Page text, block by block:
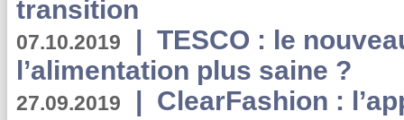
transition
07.10.2019 | TESCO : le
l’alimentation plus saine ?
27.09.2019 | ClearFashion :